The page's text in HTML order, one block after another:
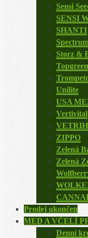
Sensi
SENSI
SHANTI
Storz &
Topgreen
Unilite
USA
Vertivital
ZIPPO
Zelená
Zelená
Prodej ukončen
MED A VČELÍ
Denní